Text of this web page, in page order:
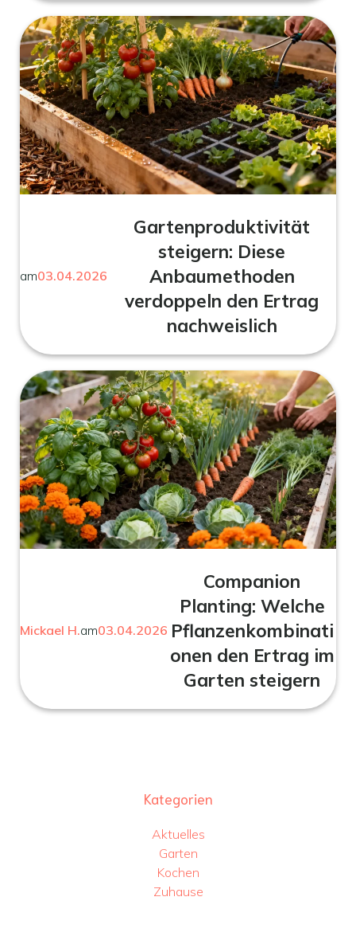
am03.04.2026
Gartenproduktivität
steigern: Diese
Anbaumethoden
verdoppeln den Ertrag
nachweislich
Mickael H.am03.04.2026
Companion
Planting: Welche
Pflanzenkombinati
onen den Ertrag im
Garten steigern
Kategorien
Aktuelles
Garten
Kochen
Zuhause